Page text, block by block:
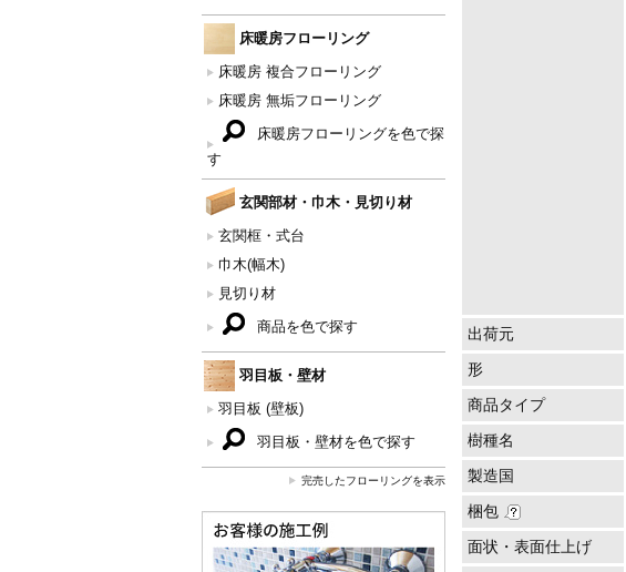
床暖房フローリング
床暖房 複合フローリング
床暖房 無垢フローリング
床暖房フローリングを色で探
す
玄関部材・巾木・見切り材
玄関框・式台
巾木(幅木)
見切り材
商品を色で探す
羽目板・壁材
羽目板 (壁板)
羽目板・壁材を色で探す
完売したフローリングを表示
出荷元
形
商品タイプ
樹種名
製造国
梱包
面状・表面仕上げ